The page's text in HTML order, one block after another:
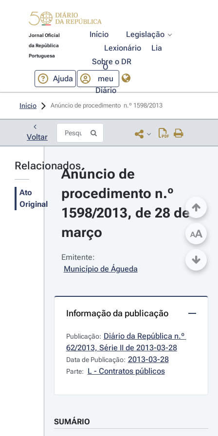
Jornal Oficial
da República
Portuguesa
Início
Legislação
Lexionário
Lia
Sobre o DR
Ajuda
O
meu
Diário
Início Anúncio de procedimento  n.º 1598/2013
Voltar
Relacionados
Ato
Original
Anúncio de
procedimento n.º
1598/2013, de 28 de
março
Emitente:
Município de Águeda
Informação da publicação
Publicação: Diário da República n.º
62/2013, Série II de 2013-03-28
Data de Publicação: 2013-03-28
Parte: L - Contratos públicos
SUMÁRIO
AA